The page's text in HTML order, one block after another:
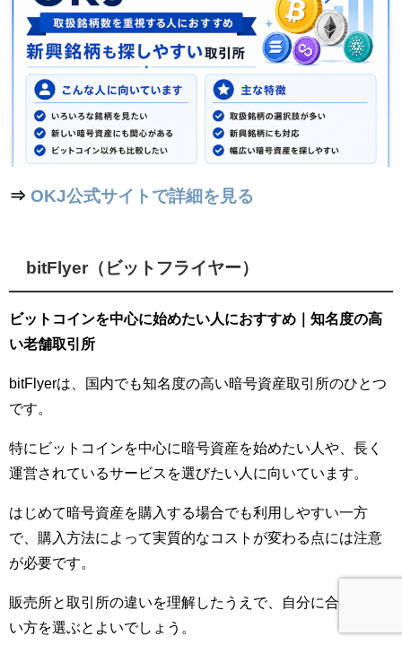
⇒ OKJ公式サイトで詳細を見る
bitFlyer（ビットフライヤー）
ビットコインを中心に始めたい人におすすめ｜知名度の高
い老舗取引所
bitFlyerは、国内でも知名度の高い暗号資産取引所のひとつ
です。
特にビットコインを中心に暗号資産を始めたい人や、長く
運営されているサービスを選びたい人に向いています。
はじめて暗号資産を購入する場合でも利用しやすい一方
で、購入方法によって実質的なコストが変わる点には注意
が必要です。
販売所と取引所の違いを理解したうえで、自分に合った買
い方を選ぶとよいでしょう。